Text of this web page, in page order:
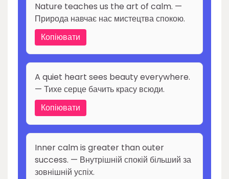
Nature teaches us the art of calm. —
Природа навчає нас мистецтва спокою.
Копіювати
A quiet heart sees beauty everywhere.
— Тихе серце бачить красу всюди.
Копіювати
Inner calm is greater than outer
success. — Внутрішній спокій більший за
зовнішній успіх.